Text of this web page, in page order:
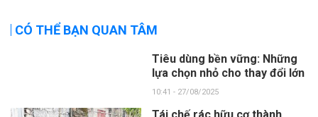
CÓ THỂ BẠN QUAN TÂM
Tiêu dùng bền vững: Những
lựa chọn nhỏ cho thay đổi lớn
10:41 - 27/08/2025